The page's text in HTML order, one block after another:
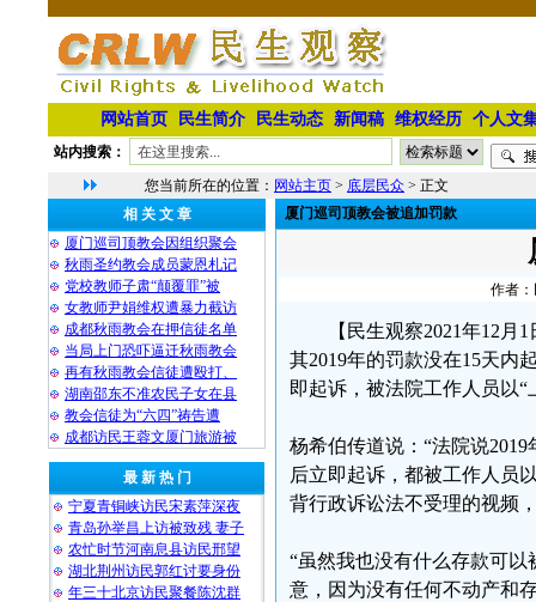
网站首页 民生简介 民生动态 新闻稿 维权经历 个人文
站内搜索：
您当前所在的位置： 网站主页 > 底层民众 > 正文
相 关 文 章
厦门巡司顶教会因组织聚会
秋雨圣约教会成员蒙恩札记
党校教师子肃“颠覆罪”被
女教师尹娟维权遭暴力截访
成都秋雨教会在押信徒名单
当局上门恐吓逼迁秋雨教会
再有秋雨教会信徒遭殴打、
湖南邵东不准农民子女在县
教会信徒为“六四”祷告遭
成都访民王蓉文厦门旅游被
最 新 热 门
宁夏青铜峡访民宋素萍深夜
青岛孙举昌上访被致残 妻子
农忙时节河南息县访民邢望
湖北荆州访民郭红讨要身份
年三十北京访民聚餐陈沈群
厦门巡司顶教会被追加罚款
作者：
【民生观察2021年12
其2019年的罚款没在15天内
即起诉，被法院工作人员以
杨希伯传道说：“法院说
后立即起诉，都被工作人员
背行政诉讼法不受理的视频
“虽然我也没有什么存款可
意，因为没有任何不动产和